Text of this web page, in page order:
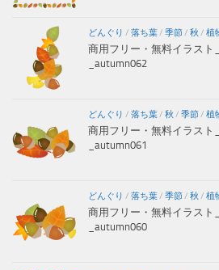
どんぐり / 落ち葉/ 季節/ 秋 / 植
商用フリー・無料イラスト
_autumn062
どんぐり / 落ち葉/ 秋 / 季節/ 植
商用フリー・無料イラスト
_autumn061
どんぐり / 落ち葉/ 季節/ 秋 / 植
商用フリー・無料イラスト
_autumn060